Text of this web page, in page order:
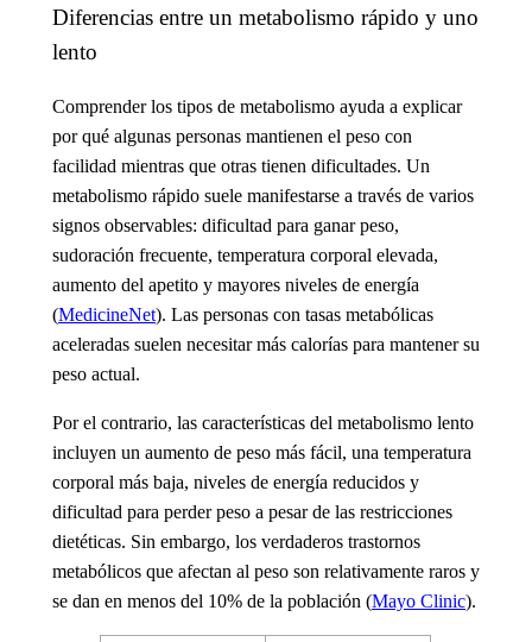
Diferencias entre un metabolismo rápido y uno
lento
Comprender los tipos de metabolismo ayuda a explicar
por qué algunas personas mantienen el peso con
facilidad mientras que otras tienen dificultades. Un
metabolismo rápido suele manifestarse a través de varios
signos observables: dificultad para ganar peso,
sudoración frecuente, temperatura corporal elevada,
aumento del apetito y mayores niveles de energía
(MedicineNet). Las personas con tasas metabólicas
aceleradas suelen necesitar más calorías para mantener su
peso actual.
Por el contrario, las características del metabolismo lento
incluyen un aumento de peso más fácil, una temperatura
corporal más baja, niveles de energía reducidos y
dificultad para perder peso a pesar de las restricciones
dietéticas. Sin embargo, los verdaderos trastornos
metabólicos que afectan al peso son relativamente raros y
se dan en menos del 10% de la población (Mayo Clinic).